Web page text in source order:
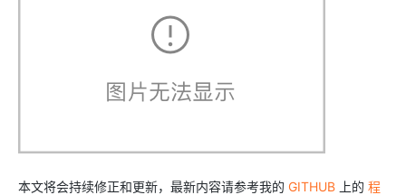
本文将会持续修正和更新，最新内容请参考我的 GITHUB 上的 程